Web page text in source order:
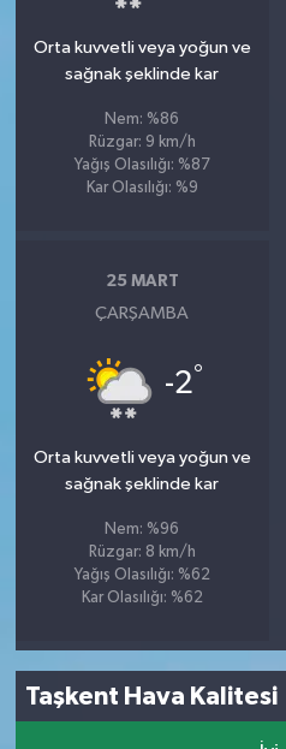
Orta kuvvetli veya yoğun ve
sağnak şeklinde kar
Nem: %86
Rüzgar: 9 km/h
Yağış Olasılığı: %87
Kar Olasılığı: %9
25 MART
ÇARŞAMBA
-2°
Orta kuvvetli veya yoğun ve
sağnak şeklinde kar
Nem: %96
Rüzgar: 8 km/h
Yağış Olasılığı: %62
Kar Olasılığı: %62
Taşkent Hava Kalitesi